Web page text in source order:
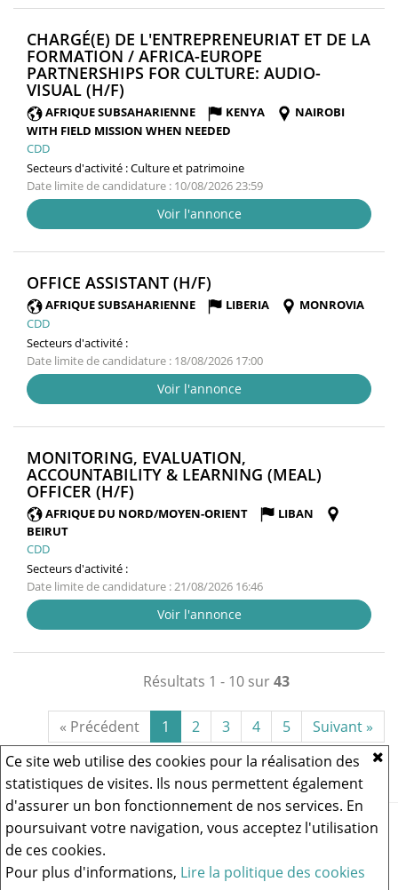
Ce site web utilise des cookies pour la réalisation des
statistiques de visites. Ils nous permettent également
d'assurer un bon fonctionnement de nos services. En
poursuivant votre navigation, vous acceptez l'utilisation
de ces cookies.
Pour plus d'informations, Lire la politique des cookies
CHARGÉ(E) DE L'ENTREPRENEURIAT ET DE LA
FORMATION / AFRICA-EUROPE
PARTNERSHIPS FOR CULTURE: AUDIO-
VISUAL (H/F)
FENÊTRE)
AFRIQUE SUBSAHARIENNE KENYA
NAIROBI
WITH FIELD MISSION WHEN NEEDED
CDD
Secteurs d'activité :Culture et patrimoine
Date limite de candidature : 10/08/2026 23:59
Voir l'annonce
OFFICE ASSISTANT (H/F)
FENÊTRE)
AFRIQUE SUBSAHARIENNE LIBERIA
MONROVIA
CDD
Secteurs d'activité :
Date limite de candidature : 18/08/2026 17:00
Voir l'annonce
MONITORING, EVALUATION,
ACCOUNTABILITY & LEARNING (MEAL)
OFFICER (H/F)
FENÊTRE)
AFRIQUE DU NORD/MOYEN-ORIENT
LIBAN
BEIRUT
CDD
Secteurs d'activité :
Date limite de candidature : 21/08/2026 16:46
Voir l'annonce
Résultats 1 - 10 sur43
« Précédent 1 2 3 4 5 Suivant »
Vous rencontrez un problème technique,
cliquez ici pour nous
contacter .